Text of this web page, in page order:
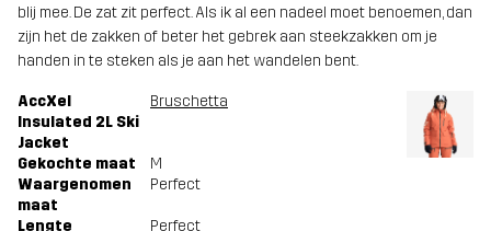
blij mee. De zat zit perfect. Als ik al een nadeel moet benoemen, dan
zijn het de zakken of beter het gebrek aan steekzakken om je
handen in te steken als je aan het wandelen bent.
AccXel
Insulated 2L Ski
Jacket
Bruschetta
Gekochte maat
M
Waargenomen
maat
Perfect
Lengte Perfect